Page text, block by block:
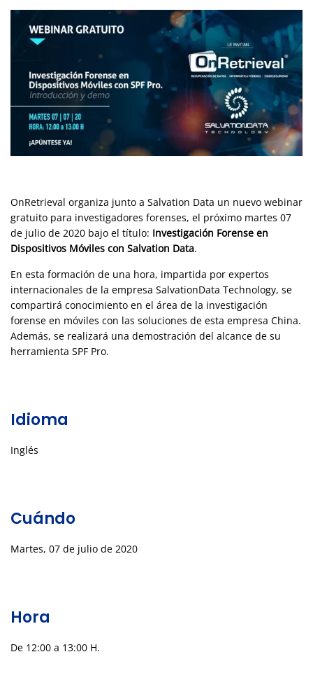
OnRetrieval organiza junto a Salvation Data un nuevo webinar
gratuito para investigadores forenses, el próximo martes 07
de julio de 2020 bajo el título: Investigación Forense en
Dispositivos Móviles con Salvation Data.
En esta formación de una hora, impartida por expertos
internacionales de la empresa SalvationData Technology, se
compartirá conocimiento en el área de la investigación
forense en móviles con las soluciones de esta empresa China.
Además, se realizará una demostración del alcance de su
herramienta SPF Pro.
Idioma
Inglés
Cuándo
Martes, 07 de julio de 2020
Hora
De 12:00 a 13:00 H.